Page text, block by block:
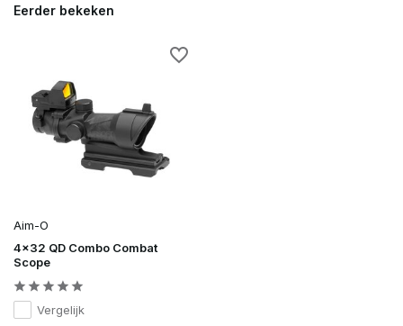
Eerder bekeken
Aim-O
4x32 QD Combo Combat
Scope
Vergelijk